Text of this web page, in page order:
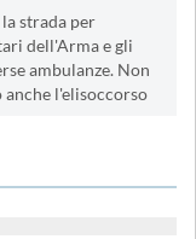
strada per
dell'Arma e gli
ambulanze. Non
l'elisoccorso